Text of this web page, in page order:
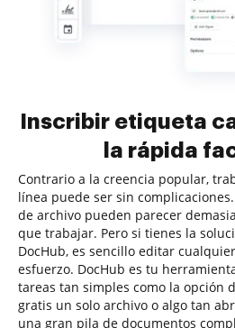
Inscribir etiqueta
la rápida
Contrario a la creencia popular,
línea puede ser sin
de archivo pueden parecer
que trabajar. Pero si tienes la
DocHub, es sencillo editar
esfuerzo. DocHub es tu
tareas tan simples como la opción
gratis un solo archivo o algo tan
una gran pila de documentos